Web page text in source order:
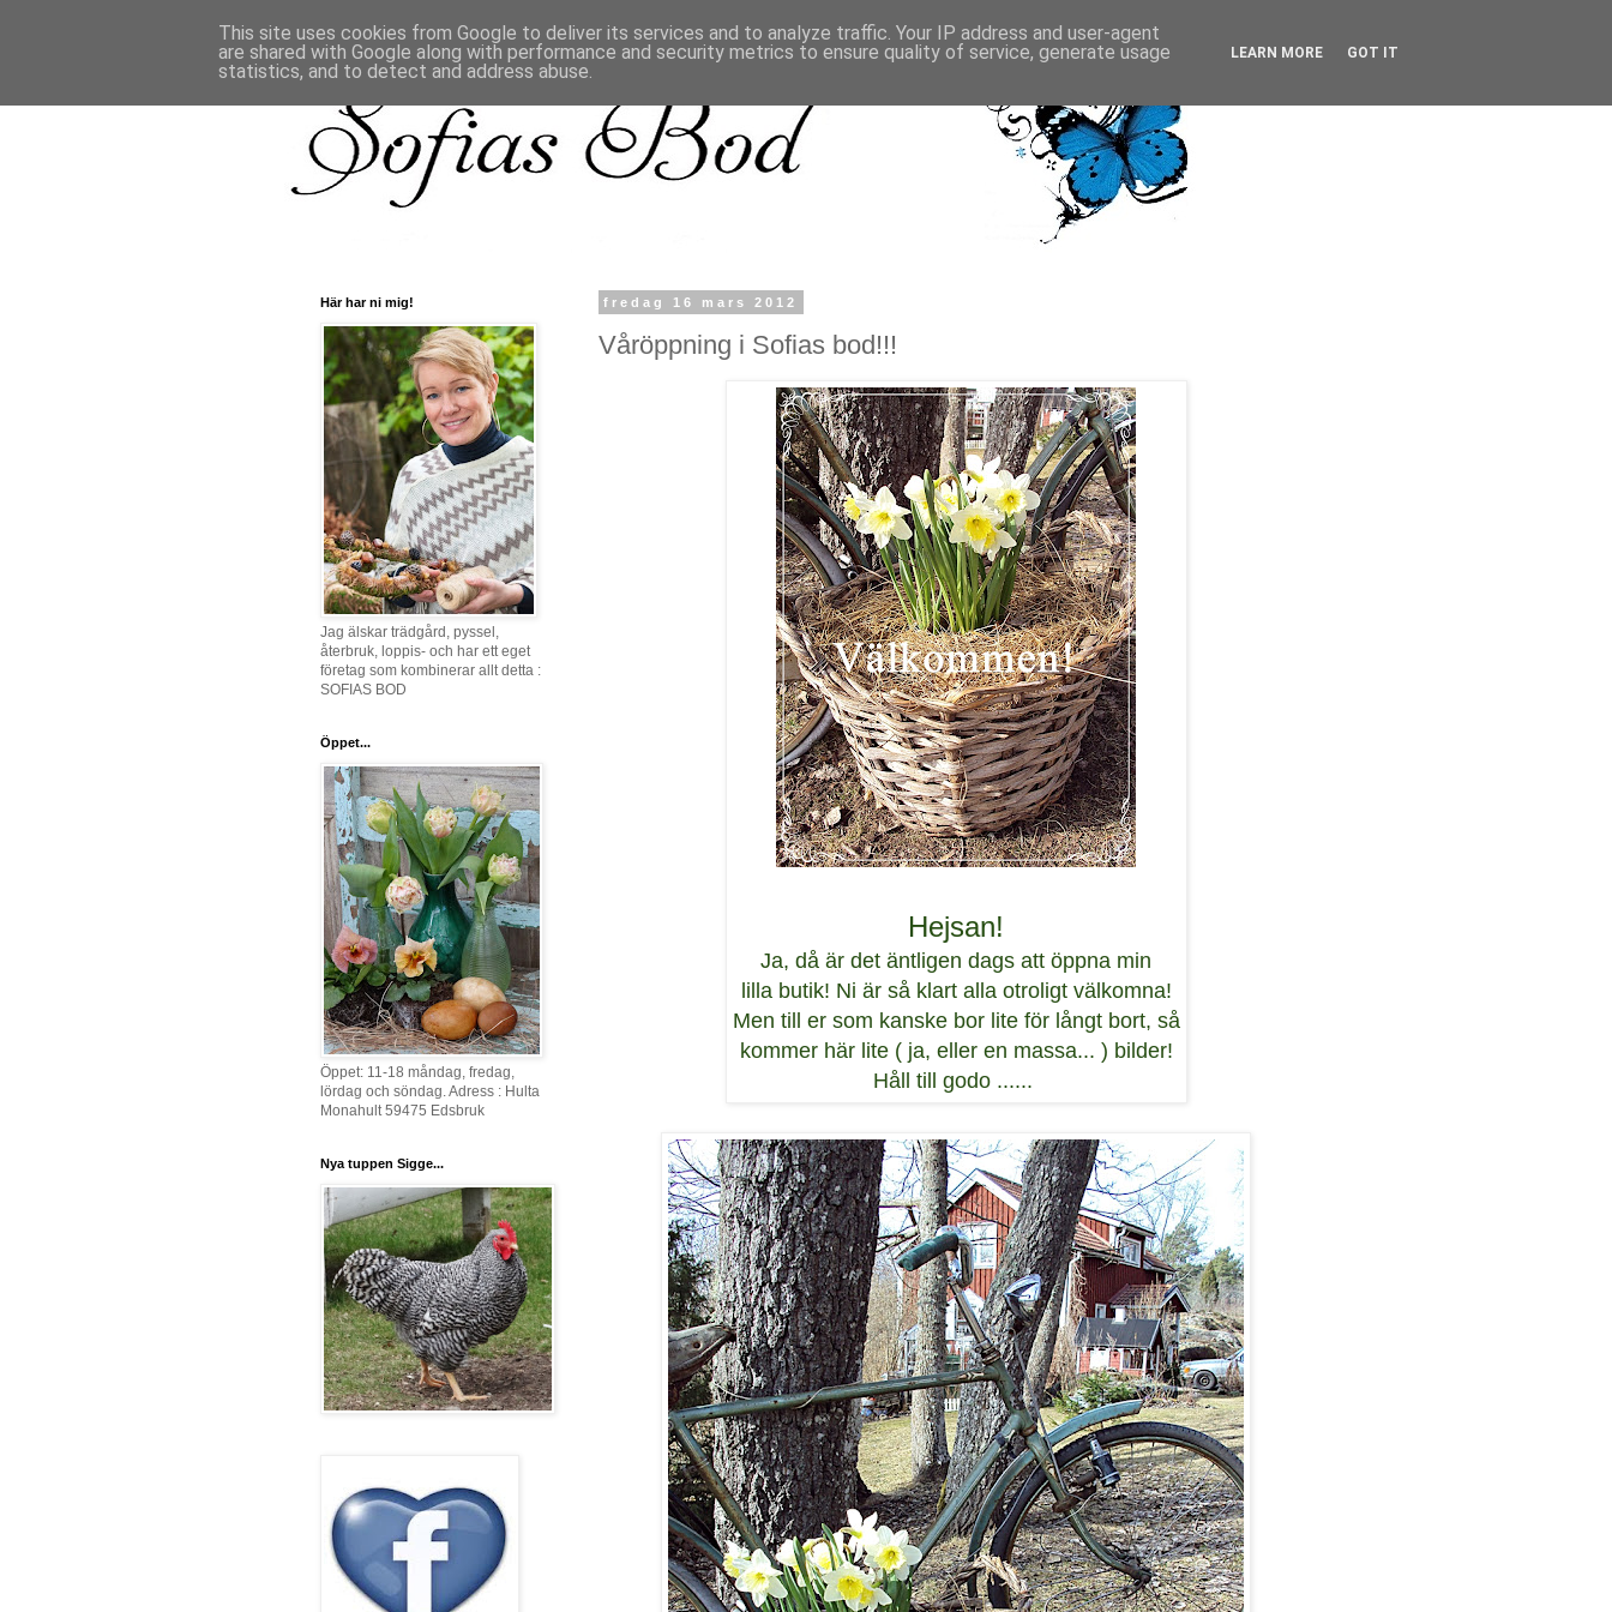
fredag 16 mars 2012
Våröppning i Sofias bod!!!
Hejsan!
Ja, då är det äntligen dags att öppna min
lilla butik! Ni är så klart alla otroligt välkomna!
Men till er som kanske bor lite för långt bort, så
kommer här lite ( ja, eller en massa... ) bilder!
Håll till godo ......
Här har ni mig!
Jag älskar trädgård, pyssel,
återbruk, loppis- och har ett eget
företag som kombinerar allt detta :
SOFIAS BOD
Öppet...
Öppet: 11-18 måndag, fredag,
lördag och söndag. Adress : Hulta
Monahult 59475 Edsbruk
Nya tuppen Sigge...
This site uses cookies from Google to deliver its services and to analyze traffic. Your IP address and user-agent
are shared with Google along with performance and security metrics to ensure quality of service, generate usage
statistics, and to detect and address abuse.
LEARN MORE GOT IT